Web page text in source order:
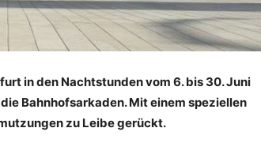
in den Nachtstunden vom 6. bis 30. Juni
Bahnhofsarkaden. Mit einem speziellen
zu Leibe gerückt.